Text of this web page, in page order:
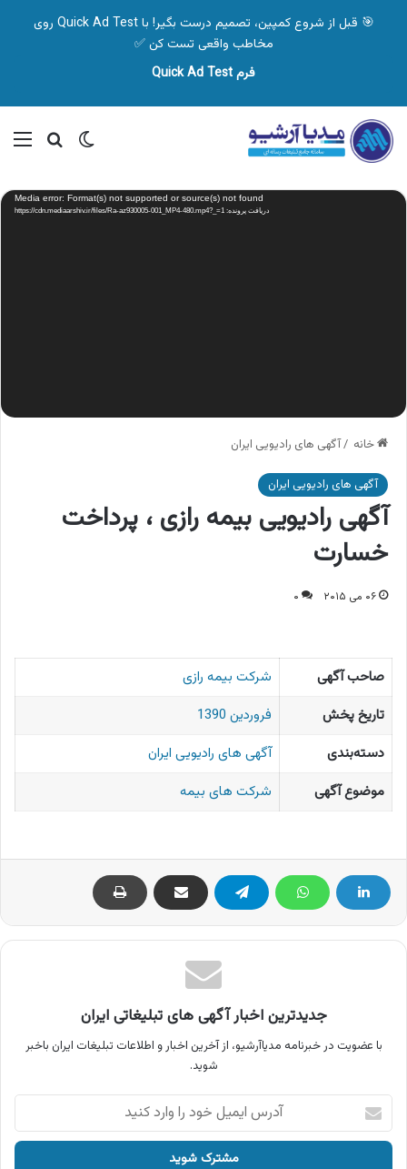
🎯 قبل از شروع کمپین، تصمیم درست بگیر! با Quick Ad Test روی
مخاطب واقعی تست کن ✅
فرم Quick Ad Test
تغییر پوسته
نمایشگر
ویدیو Media error: Format(s) not supported or source(s) not found
دریافت پرونده: https://cdn.mediaarshiv.ir/files/Ra-az930005-001_MP4-480.mp4?_=1
خانه /آگهی های رادیویی ایران
آگهی های رادیویی ایران
آگهی رادیویی بیمه رازی ، پرداخت
خسارت
۰۶ می ۲۰۱۵ ۰
صاحب آگهی
شرکت بیمه رازی
تاریخ پخش
فروردین 1390
دسته‌بندی
آگهی های رادیویی ایران
موضوع آگهی
شرکت های بیمه
جدیدترین اخبار آگهی های تبلیغاتی ایران
با عضویت در خبرنامه مدیاآرشیو، از آخرین اخبار و اطلاعات تبلیغات ایران باخبر
شوید.
آدرس
ایمیل
خود